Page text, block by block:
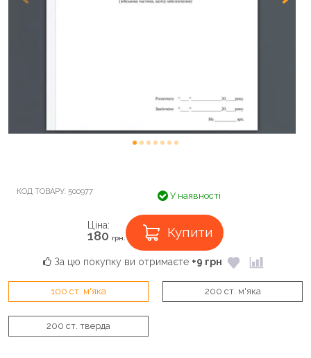
КОД ТОВАРУ: 500977 У наявності
Ціна:
180 грн. Купити
За цю покупку ви отримаєте +9 грн
100 ст. м'яка 200 ст. м'яка
200 ст. тверда